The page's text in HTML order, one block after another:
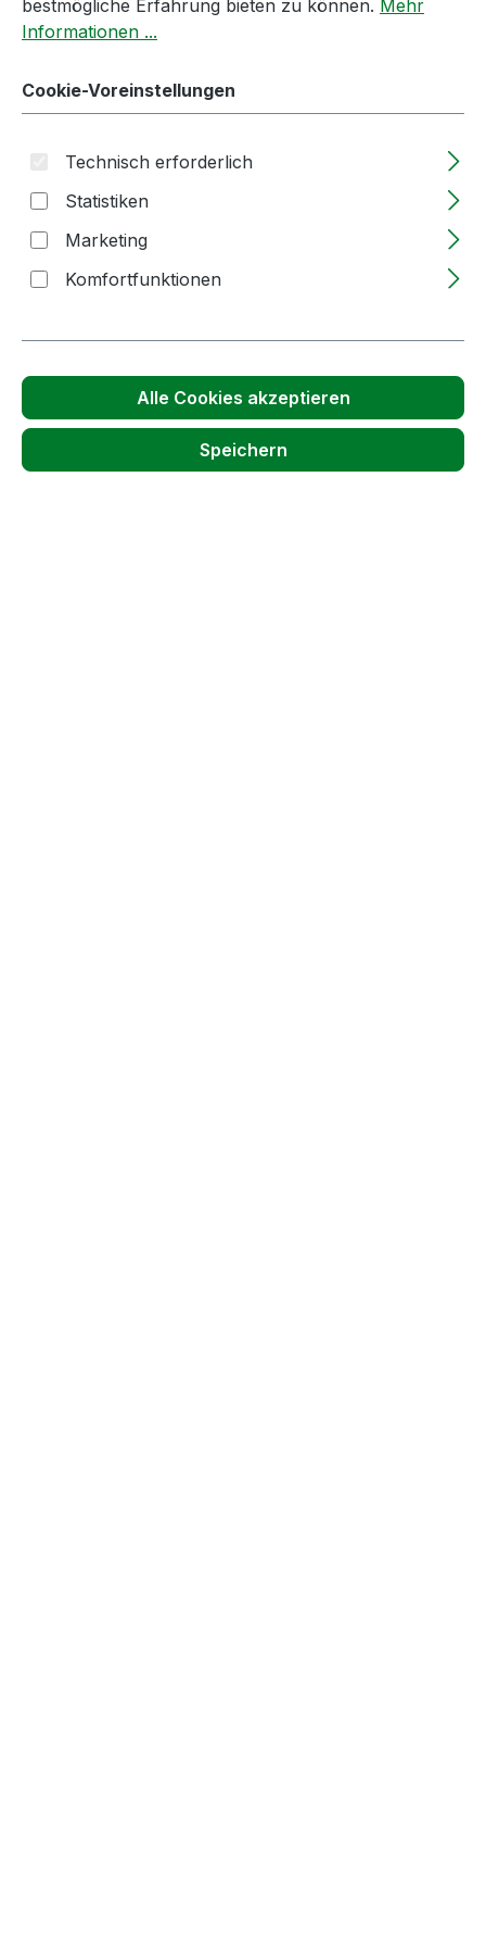
100ml | Birnen | Aroma | WILLIAMS | 250
2453 | farblos | 50%vol Alk
Produkt Anzahl: Gib den100ml Flasche
In den Warenkorb
bestmögliche Erfahrung bieten zu können. Mehr
Informationen ...
Cookie-Voreinstellungen
Technisch erforderlich
Statistiken
Marketing
Komfortfunktionen
Alle Cookies akzeptieren
Speichern